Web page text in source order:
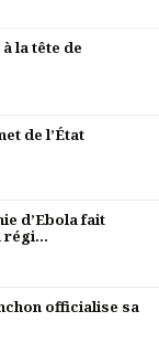
la tête de
de l’État
d’Ebola fait
régi...
officialise sa